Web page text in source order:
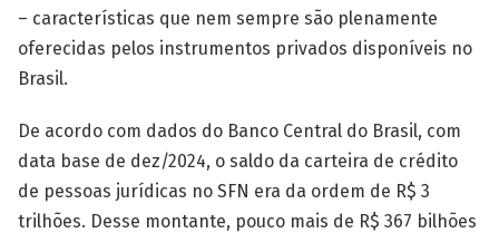
– características que nem sempre são plenamente
oferecidas pelos instrumentos privados disponíveis no
Brasil.
De acordo com dados do Banco Central do Brasil, com
data base de dez/2024, o saldo da carteira de crédito
de pessoas jurídicas no SFN era da ordem de R$ 3
trilhões. Desse montante, pouco mais de R$ 367 bilhões